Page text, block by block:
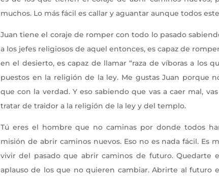
muchos. Lo más fácil es callar y aguantar aunque todos
Juan tiene el coraje de romper con todo lo pasado
a los jefes religiosos de aquel entonces, es capaz de
en el desierto, es capaz de llamar “raza de víboras a los
puestos en la religión de la ley. Me gustas Juan porque
que con la verdad. Y eso sabiendo que vas a caer mal,
tratar de traidor a la religión de la ley y del templo.
Tú eres el hombre que no caminas por donde todos
misión de abrir caminos nuevos. Eso no es nada fácil. Es
vivir del pasado que abrir caminos de futuro. Quedarte
aplauso de los que no quieren cambiar. Abrirte al futuro